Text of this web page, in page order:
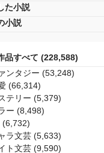
た小説
小説
品すべて (228,588)
ンタジー (53,248)
(66,314)
テリー (5,379)
ー (8,498)
(6,732)
ラ文芸 (5,633)
ト文芸 (9,590)